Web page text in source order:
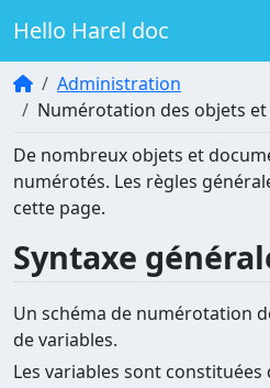
Hello Harel doc
Administration
Numérotation des objets
De nombreux objets et
numérotés. Les règles
cette page.
Syntaxe
Un schéma de numérotation
de variables.
Les variables sont constituées